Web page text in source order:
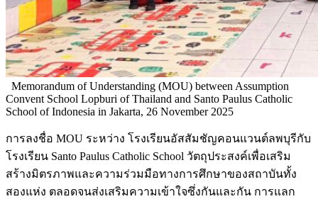
Memorandum of Understanding (MOU) between Assumption
Convent School Lopburi of Thailand and Santo Paulus Catholic
School of Indonesia in Jakarta, 26 November 2025
การลงชื่อ MOU ระหว่าง โรงเรียนอัสสัมชัญคอนแวนต์ลพบุรีกับ
โรงเรียน Santo Paulus Catholic School วัตถุประสงค์เพื่อเสริม
สร้างมิตรภาพและความร่วมมือทางการศึกษาของสถาบันทั้ง
สองแห่ง ตลอดจนส่งเสริมความเข้าใจซึ่งกันและกัน การแลก